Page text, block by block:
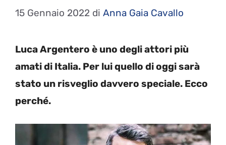
15 Gennaio 2022 di Anna Gaia Cavallo
Luca Argentero è uno degli attori più
amati di Italia. Per lui quello di oggi sarà
stato un risveglio davvero speciale. Ecco
perché.